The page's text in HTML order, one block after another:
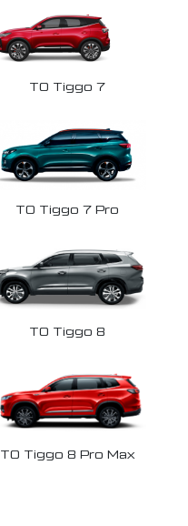
ТО Tiggo 7
ТО Tiggo 7 Pro
ТО Tiggo 8
ТО Tiggo 8 Pro Max